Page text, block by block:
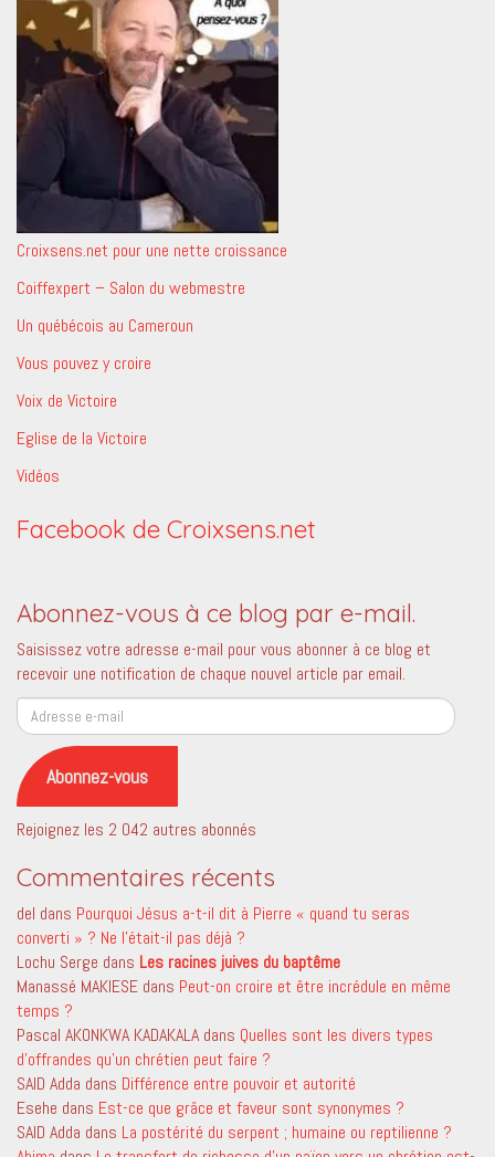
Croixsens.net pour une nette croissance
Coiffexpert – Salon du webmestre
Un québécois au Cameroun
Vous pouvez y croire
Voix de Victoire
Eglise de la Victoire
Vidéos
Facebook de Croixsens.net
Abonnez-vous à ce blog par e-mail.
Saisissez votre adresse e-mail pour vous abonner à ce blog et
recevoir une notification de chaque nouvel article par email.
Adresse
e-
mail
Abonnez-vous
Rejoignez les 2 042 autres abonnés
Commentaires récents
del dans Pourquoi Jésus a-t-il dit à Pierre « quand tu seras
converti » ? Ne l’était-il pas déjà ?
Lochu Serge dans Les racines juives du baptême
Manassé MAKIESE dans Peut-on croire et être incrédule en même
temps ?
Pascal AKONKWA KADAKALA dans Quelles sont les divers types
d’offrandes qu’un chrétien peut faire ?
SAID Adda dans Différence entre pouvoir et autorité
Esehe dans Est-ce que grâce et faveur sont synonymes ?
SAID Adda dans La postérité du serpent ; humaine ou reptilienne ?